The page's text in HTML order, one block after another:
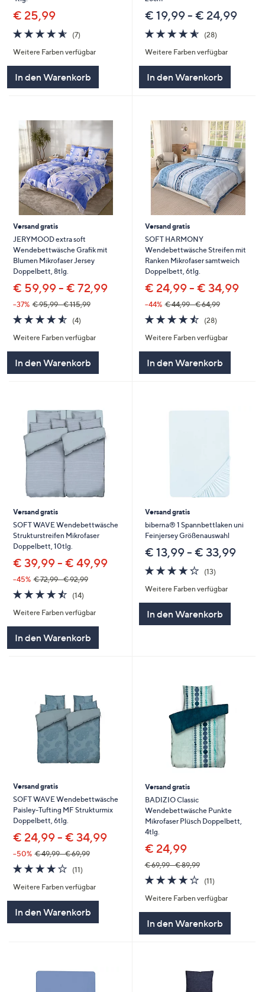
€ 25,99
4.6
von
5
(7)
Weitere Farben verfügbar
In den Warenkorb
€ 19,99 - € 24,99
4.5
von
5
(28)28
Weitere Farben verfügbar
In den Warenkorb
Versand gratis
JERYMOOD extra soft
Wendebettwäsche Grafik mit
Blumen Mikrofaser Jersey
Doppelbett, 8tlg.
€ 59,99 - € 72,99
--37% € 95,99 - € 115,99
4.5
von
5
(4)
Weitere Farben verfügbar
In den Warenkorb
Versand gratis
SOFT HARMONY
Wendebettwäsche Streifen mit
Ranken Mikrofaser samtweich
Doppelbett, 6tlg.
€ 24,99 - € 34,99
--44% € 44,99 - € 64,99
4.5
von
5
(28)28
Weitere Farben verfügbar
In den Warenkorb
Versand gratis
SOFT WAVE Wendebettwäsche
Strukturstreifen Mikrofaser
Doppelbett, 10tlg.
€ 39,99 - € 49,99
--45% € 72,99 - € 92,99
4.4
von
5
(14)
Weitere Farben verfügbar
In den Warenkorb
Versand gratis
biberna® 1 Spannbettlaken uni
Feinjersey Größenauswahl
€ 13,99 - € 33,99
4.2
von
5
(13)13
Weitere Farben verfügbar
In den Warenkorb
Versand gratis
SOFT WAVE Wendebettwäsche
Paisley-Tufting MF Strukturmix
Doppelbett, 6tlg.
€ 24,99 - € 34,99
--50% € 49,99 - € 69,99
4.2
von
5
(11)
Weitere Farben verfügbar
In den Warenkorb
Versand gratis
BADIZIO Classic
Wendebettwäsche Punkte
Mikrofaser Plüsch Doppelbett,
4tlg.
€ 24,99
€ 69,99 - € 89,99
4.2
von
5
(11)
Weitere Farben verfügbar
In den Warenkorb